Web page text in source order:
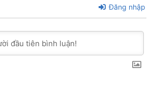
Đăng nhập